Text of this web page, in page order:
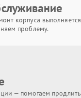
корпуса выполняется
проблему.
— помогаем продлить